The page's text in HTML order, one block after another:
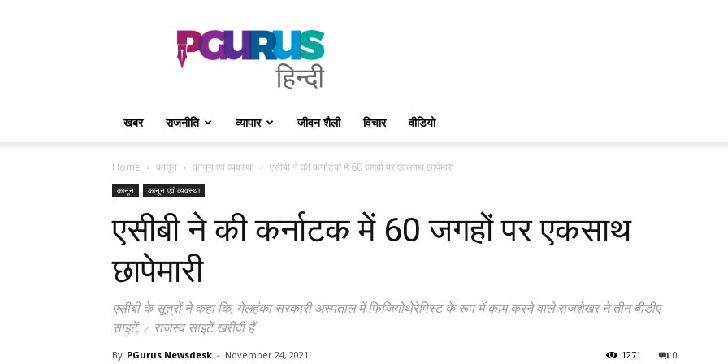
PGurus
Hindi
खबर राजनीति व्यापार जीवन शैली विचार वीडियो
Home कानून कानून एवं व्यवस्था एसीबी ने की कर्नाटक में 60 जगहों पर एकसाथ छापेमारी
कानून कानून एवं व्यवस्था
एसीबी ने की कर्नाटक में 60 जगहों पर एकसाथ
छापेमारी
एसीबी के सूत्रों ने कहा कि, येलहंका सरकारी अस्पताल में फिजियोथेरेपिस्ट के रूप में काम करने वाले राजशेखर ने तीन बीडीए
साइटें, 2 राजस्व साइटें खरीदी हैं
By PGurus Newsdesk - November 24, 2021 0
1271